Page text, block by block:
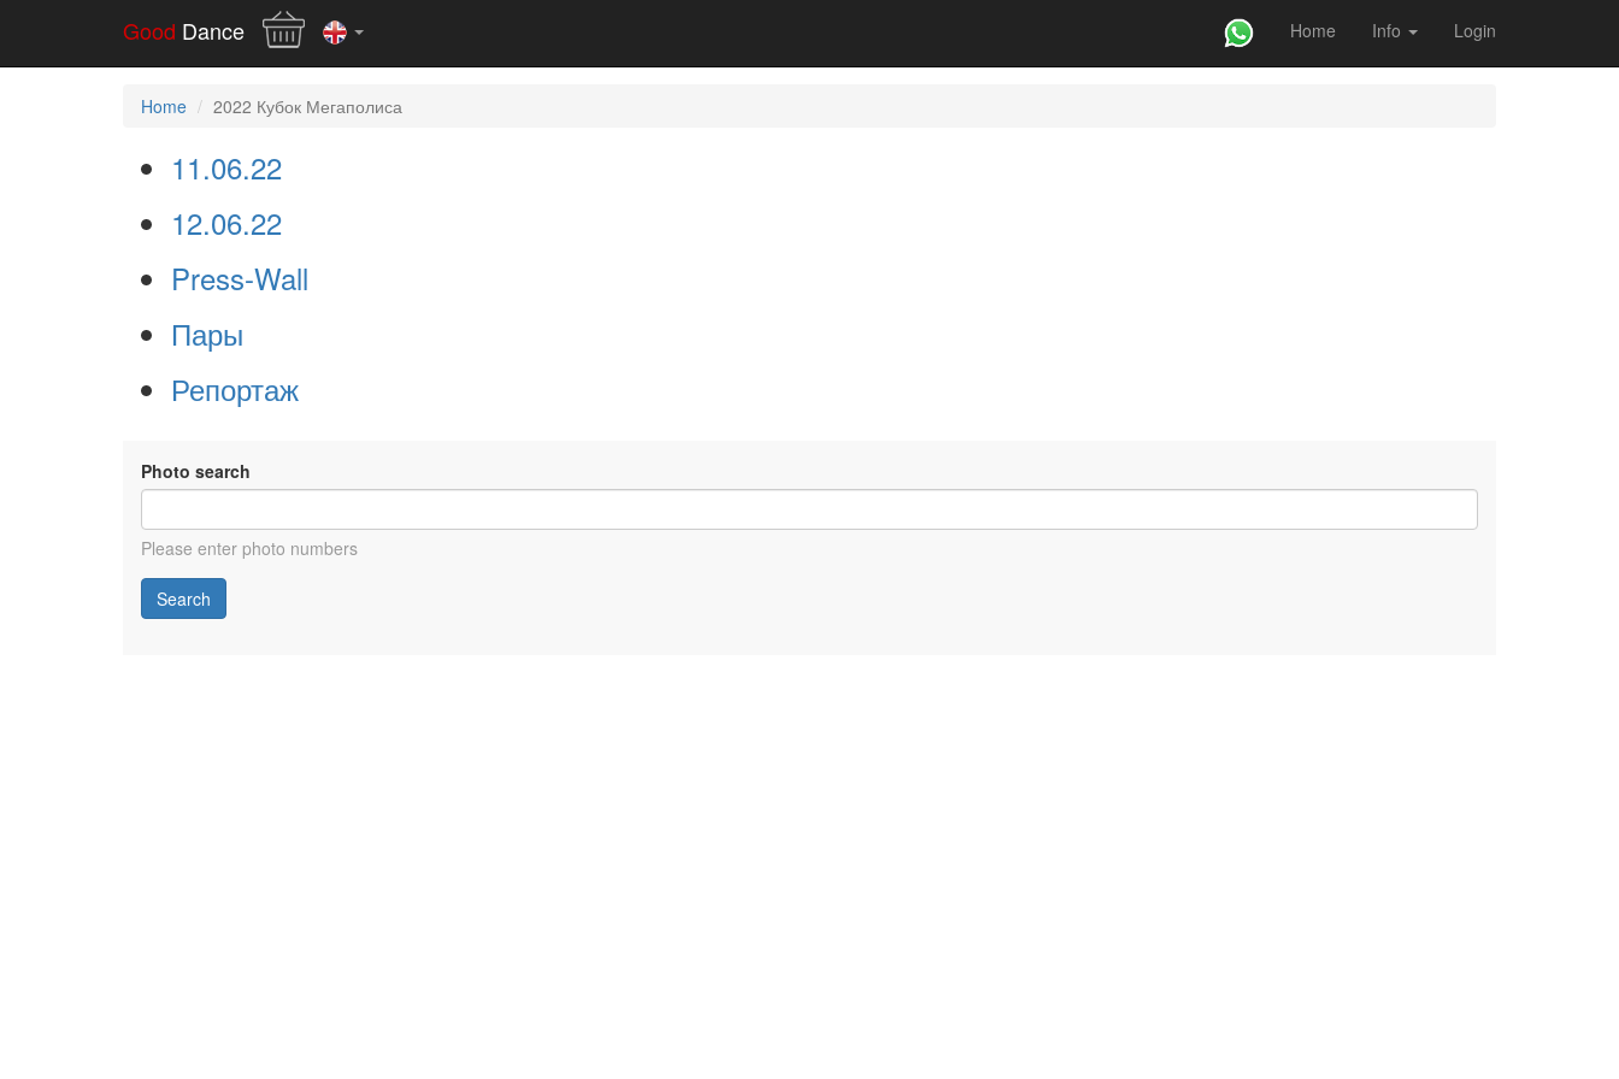
Good Dance Home Info Login
Home 2022 Кубок Мегаполиса
11.06.22
12.06.22
Press-Wall
Пары
Репортаж
Photo search
Please enter photo numbers
Search